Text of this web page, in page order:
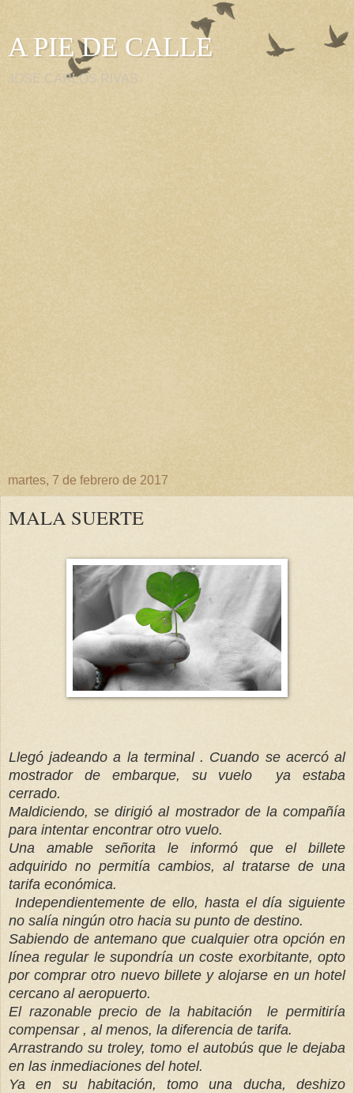
A PIE DE CALLE
JOSE CARLOS RIVAS
martes, 7 de febrero de 2017
MALA SUERTE
Llegó jadeando a la terminal . Cuando se acercó al
mostrador de embarque, su vuelo ya estaba
cerrado.
Maldiciendo, se dirigió al mostrador de la compañía
para intentar encontrar otro vuelo.
Una amable señorita le informó que el billete
adquirido no permitía cambios, al tratarse de una
tarifa económica.
Independientemente de ello, hasta el día siguiente
no salía ningún otro hacia su punto de destino.
Sabiendo de antemano que cualquier otra opción en
línea regular le supondría un coste exorbitante, opto
por comprar otro nuevo billete y alojarse en un hotel
cercano al aeropuerto.
El razonable precio de la habitación le permitiría
compensar , al menos, la diferencia de tarifa.
Arrastrando su troley, tomo el autobús que le dejaba
en las inmediaciones del hotel.
Ya en su habitación, tomo una ducha, deshizo